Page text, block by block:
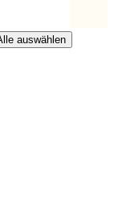
auswählen